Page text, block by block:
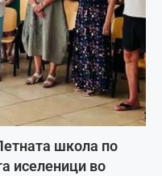
школа по
иселеници во